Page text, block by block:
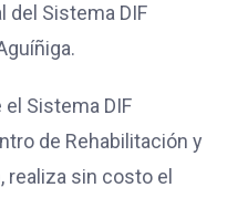
del Sistema DIF
Sistema DIF
de Rehabilitación y
realiza sin costo el